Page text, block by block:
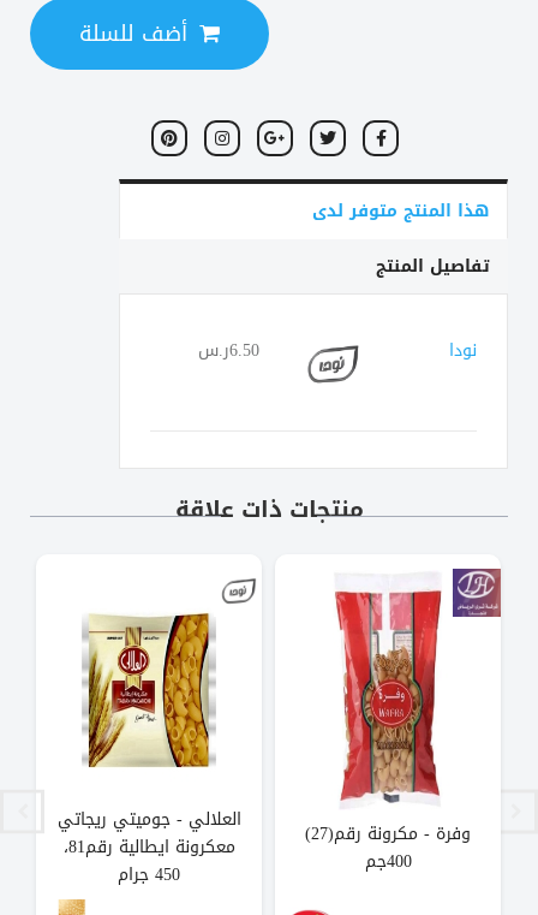
أضف للسلة
هذا المنتج متوفر لدى
تفاصيل المنتج
نودا 6.50ر.س
منتجات ذات علاقة
وفرة - مكرونة رقم(27)
400جم
العلالي - جوميتي ريجاتي
معكرونة ايطالية رقم81،
450 جرام